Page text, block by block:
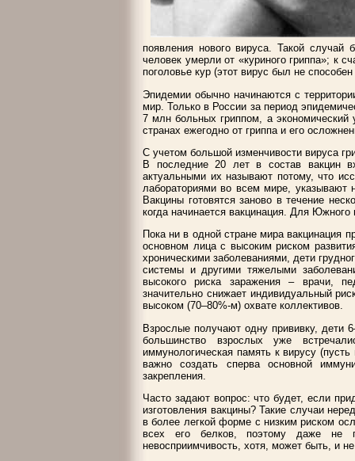
появления нового вируса. Такой случай
человек умерли от «куриного гриппа»; к
поголовье кур (этот вирус был не
Эпидемии обычно начинаются с
мир. Только в России за период
7 млн больных гриппом, а
странах ежегодно от гриппа и его
С учетом большой изменчивости вируса
В последние 20 лет в состав вакцин
актуальными их называют потому, что
лабораториями во всем мире, указывают
Вакцины готовятся заново в течение
когда начинается вакцинация. Для
Пока ни в одной стране мира вакцинация
основном лица с высоким риском
хроническими заболеваниями, дети
системы и другими тяжелыми
высокого риска заражения – врачи,
значительно снижает индивидуальный
высоком (70–80%-м) охвате коллективов.
Взрослые получают одну прививку, дети
большинство взрослых уже
иммунологическая память к вирусу
важно создать сперва основной
закрепления.
Часто задают вопрос: что будет, если
изготовления вакцины? Такие случаи
в более легкой форме с низким риском
всех его белков, поэтому даже не
невосприимчивость, хотя, может быть, и